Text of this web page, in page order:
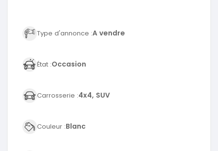
Type d'annonce :A vendre
État :Occasion
Carrosserie :4x4, SUV
Couleur :Blanc